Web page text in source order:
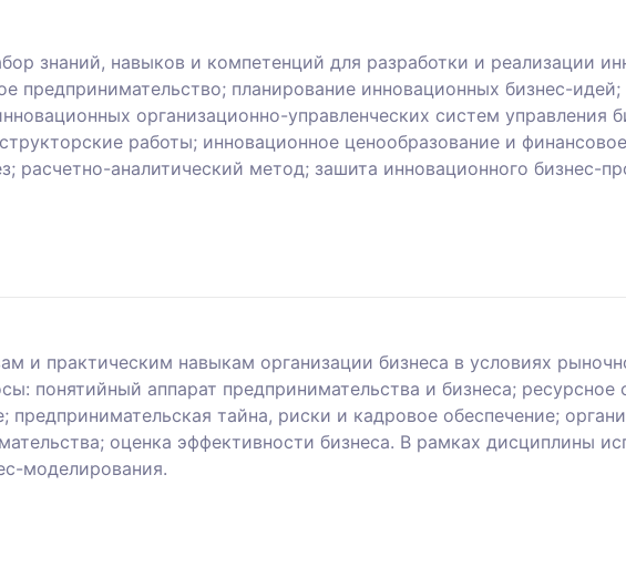
знаний, навыков и компетенций для разработки и реализации
предпринимательство; планирование инновационных бизнес-идей;
организационно-управленческих систем управления
работы; инновационное ценообразование и
расчетно-аналитический метод; зашита инновационного бизнес-
и практическим навыкам организации бизнеса в условиях
понятийный аппарат предпринимательства и бизнеса; ресурсное
предпринимательская тайна, риски и кадровое обеспечение;
оценка эффективности бизнеса. В рамках дисциплины
моделирования.